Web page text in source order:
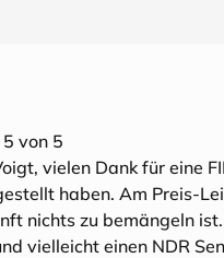
5 von 5
vielen Dank für eine
haben. Am Preis-
nichts zu bemängeln
vielleicht einen NDR